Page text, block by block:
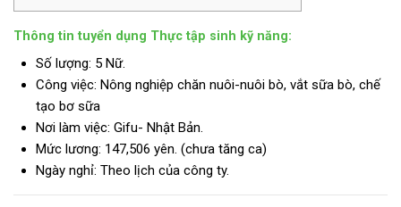
Thông tin tuyển dụng Thực tập sinh kỹ năng:
Số lượng: 5 Nữ.
Công việc: Nông nghiệp chăn nuôi-nuôi bò, vắt sữa bò, chế
tạo bơ sữa
Nơi làm việc: Gifu- Nhật Bản.
Mức lương: 147,506 yên. (chưa tăng ca)
Ngày nghỉ: Theo lịch của công ty.